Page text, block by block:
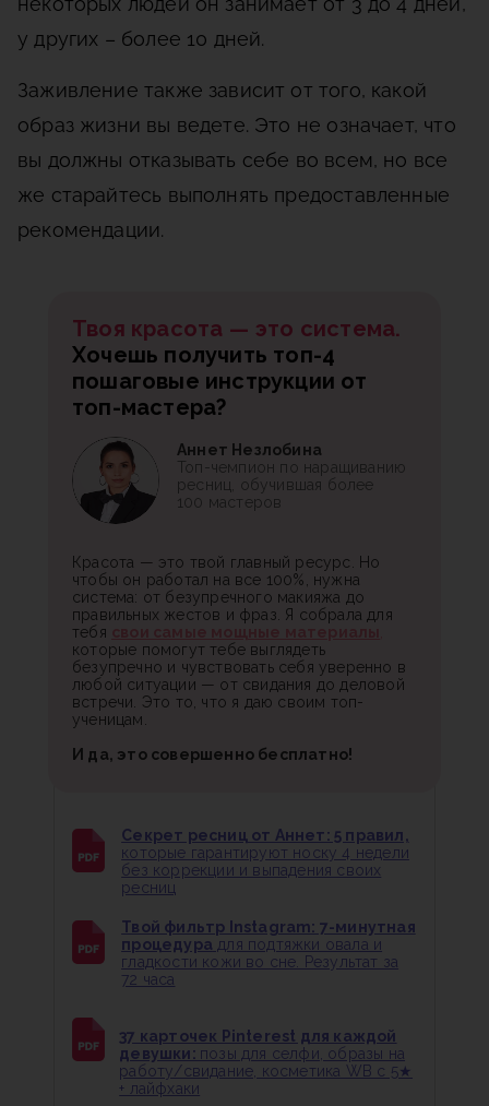
у других – более 10 дней.
Заживление также зависит от того, какой
образ жизни вы ведете. Это не означает, что
вы должны отказывать себе во всем, но все
же старайтесь выполнять предоставленные
рекомендации.
Твоя красота — это система.
Хочешь получить топ-4
пошаговые инструкции от
топ-мастера?
Красота — это твой главный ресурс. Но
чтобы он работал на все 100%, нужна
система: от безупречного макияжа до
правильных жестов и фраз. Я собрала для
тебя
которые помогут тебе выглядеть
безупречно и чувствовать себя уверенно в
любой ситуации — от свидания до деловой
встречи. Это то, что я даю своим топ-
ученицам.
И да, это совершенно бесплатно!
Аннет Незлобина
Топ-чемпион по наращиванию
ресниц, обучившая более
100 мастеров
Секрет ресниц от Аннет: 5 правил,
которые гарантируют носку 4 недели
без коррекции и выпадения своих
ресниц
Твой фильтр Instagram: 7-минутная
процедура для подтяжки овала и
гладкости кожи во сне. Результат за
72 часа
37 карточек Pinterest для каждой
девушки: позы для селфи, образы на
работу/свидание, косметика WB с 5★
+ лайфхаки